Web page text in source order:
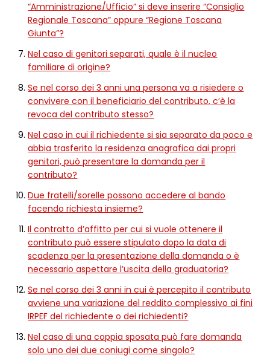
“Amministrazione/Ufficio” si deve inserire “Consiglio
Regionale Toscana” oppure “Regione Toscana
Giunta”?
Nel caso di genitori separati, quale è il nucleo
familiare di origine?
Se nel corso dei 3 anni una persona va a risiedere o
convivere con il beneficiario del contributo, c’è la
revoca del contributo stesso?
Nel caso in cui il richiedente si sia separato da poco e
abbia trasferito la residenza anagrafica dai propri
genitori, può presentare la domanda per il
contributo?
Due fratelli/sorelle possono accedere al bando
facendo richiesta insieme?
Il contratto d’affitto per cui si vuole ottenere il
contributo può essere stipulato dopo la data di
scadenza per la presentazione della domanda o è
necessario aspettare l’uscita della graduatoria?
Se nel corso dei 3 anni in cui è percepito il contributo
avviene una variazione del reddito complessivo ai fini
IRPEF del richiedente o dei richiedenti?
Nel caso di una coppia sposata può fare domanda
solo uno dei due coniugi come singolo?